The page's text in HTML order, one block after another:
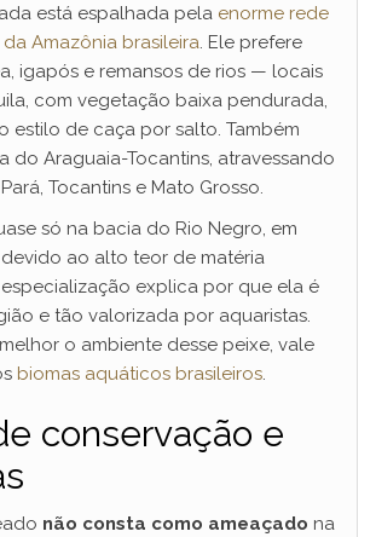
está espalhada pela enorme rede
Amazônia brasileira. Ele prefere
igapós e remansos de rios — locais
com vegetação baixa pendurada,
estilo de caça por salto. Também
do Araguaia-Tocantins, atravessando
Tocantins e Mato Grosso.
só na bacia do Rio Negro, em
ao alto teor de matéria
especialização explica por que ela é
e tão valorizada por aquaristas.
o ambiente desse peixe, vale
biomas aquáticos brasileiros.
conservação e
não consta como ameaçado na